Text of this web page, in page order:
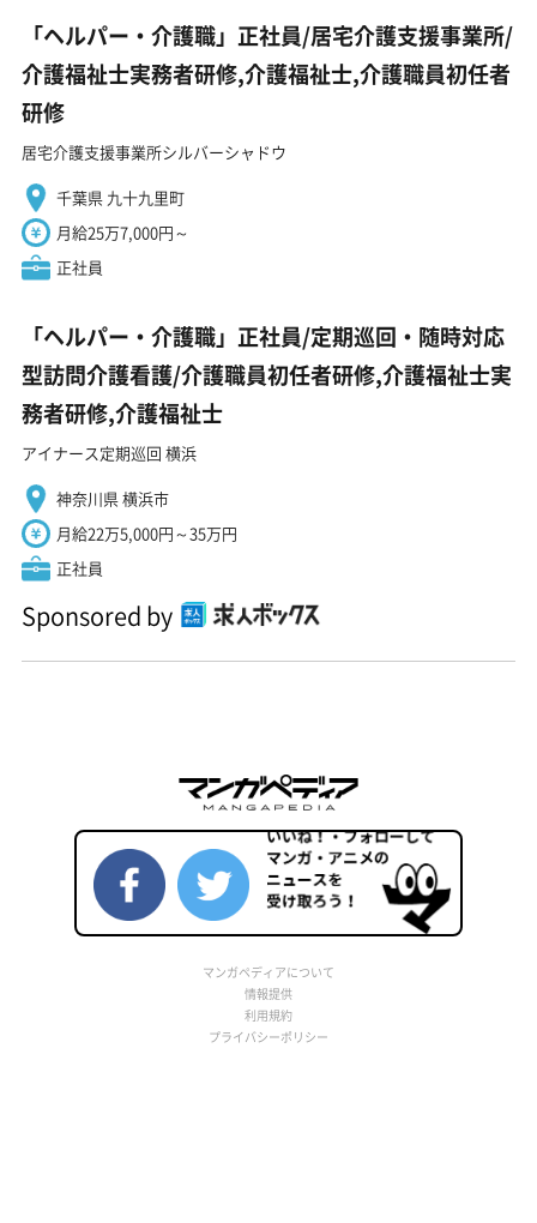
「ヘルパー・介護職」正社員/居宅介護支援事業所/
介護福祉士実務者研修,介護福祉士,介護職員初任者
研修
居宅介護支援事業所シルバーシャドウ
千葉県 九十九里町
月給25万7,000円～
正社員
「ヘルパー・介護職」正社員/定期巡回・随時対応
型訪問介護看護/介護職員初任者研修,介護福祉士実
務者研修,介護福祉士
アイナース定期巡回 横浜
神奈川県 横浜市
月給22万5,000円～35万円
正社員
Sponsored by
マンガペディアについて
情報提供
利用規約
プライバシーポリシー